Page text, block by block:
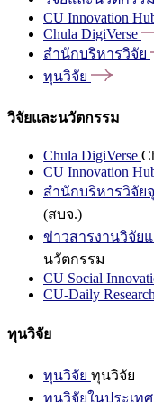
CU Innovation
Chula DigiVerse
สำนักบริหารวิจัย
ทุนวิจัย
วิจัยและนวัตกรรม
Chula DigiVerse
CU Innovation
สำนักบริหารวิจัย
(สบจ.)
ข่าวสารงานวิจัย
นวัตกรรม
CU Social
CU-Daily Research
ทุนวิจัย
ทุนวิจัย ทุนวิจัย
ทุนวิจัยในประเทศ